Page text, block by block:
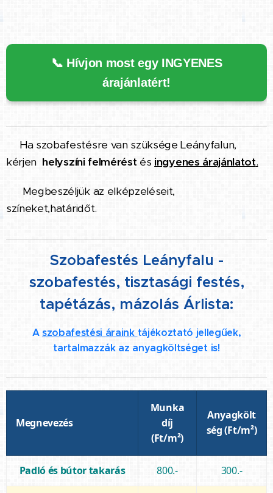
📞 Hívjon most egy INGYENES
árajánlatért!
Ha szobafestésre van szüksége Leányfalun,
kérjen helyszíni felméréstés ingyenes árajánlatot.
Megbeszéljük az elképzeléseit,
színeket,határidőt.
Szobafestés Leányfalu -
szobafestés, tisztasági festés,
tapétázás, mázolás Árlista:
Aszobafestési áraink tájékoztató jellegűek,
tartalmazzák az anyagköltséget is!
Megnevezés
Munka
díj
(Ft/m²)
Anyagkölt
ség (Ft/m²)
Padló és bútor takarás 800.- 300.-